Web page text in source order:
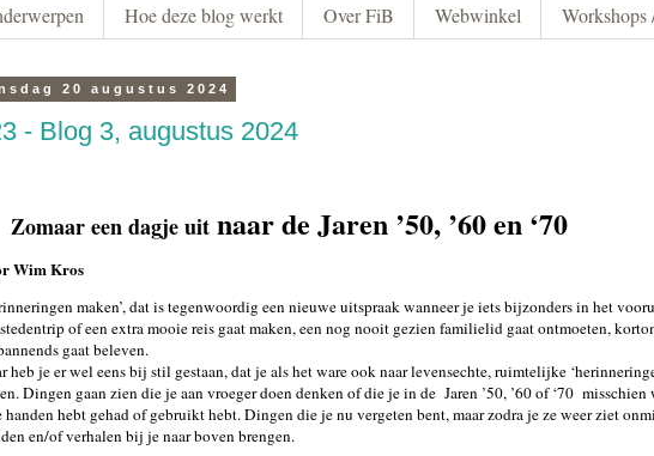
Hoe deze blog werkt Over FiB Webwinkel Workshops
20 augustus 2024
- Blog 3, augustus 2024
een dagje uit naar de Jaren ’50, ’60 en ‘70
Wim Kros
maken’, dat is tegenwoordig een nieuwe uitspraak wanneer je iets bijzonders in het
of een extra mooie reis gaat maken, een nog nooit gezien familielid gaat ontmoeten,
gaat beleven.
heb je er wel eens bij stil gestaan, dat je als het ware ook naar levensechte, ruimtelijke
Dingen gaan zien die je aan vroeger doen denken of die je in de Jaren ’50, ’60 of ‘70 misschien
handen hebt gehad of gebruikt hebt. Dingen die je nu vergeten bent, maar zodra je ze weer ziet
en/of verhalen bij je naar boven brengen.